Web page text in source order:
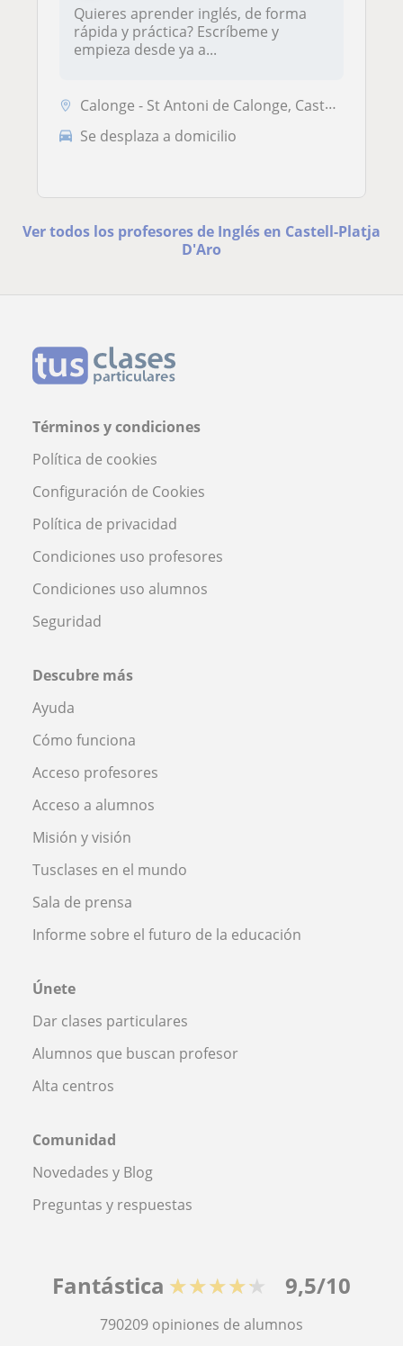
Quieres aprender inglés, de forma
rápida y práctica? Escríbeme y
empieza desde ya a...
Calonge - St Antoni de Calonge, Castell-Platja D'Aro, Palamós, Vall-Ll...
Se desplaza a domicilio
Ver todos los profesores de Inglés en Castell-Platja
D'Aro
Términos y condiciones
Política de cookies
Configuración de Cookies
Política de privacidad
Condiciones uso profesores
Condiciones uso alumnos
Seguridad
Descubre más
Ayuda
Cómo funciona
Acceso profesores
Acceso a alumnos
Misión y visión
Tusclases en el mundo
Sala de prensa
Informe sobre el futuro de la educación
Únete
Dar clases particulares
Alumnos que buscan profesor
Alta centros
Comunidad
Novedades y Blog
Preguntas y respuestas
Fantástica ★★★★★ 9,5/10
790209 opiniones de alumnos